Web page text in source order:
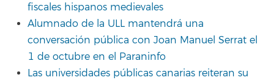
fiscales hispanos medievales
Alumnado de la ULL mantendrá una
conversación pública con Joan Manuel Serrat el
1 de octubre en el Paraninfo
Las universidades públicas canarias reiteran su